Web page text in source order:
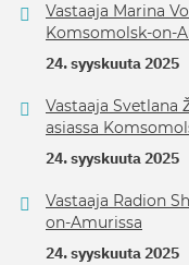
Vastaaja Marina
Komsomolsk-on-
24. syyskuuta 2025
Vastaaja
asiassa
24. syyskuuta 2025
Vastaaja Radion
on-Amurissa
24. syyskuuta 2025